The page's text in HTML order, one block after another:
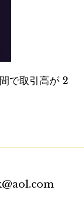
で取引高が 2